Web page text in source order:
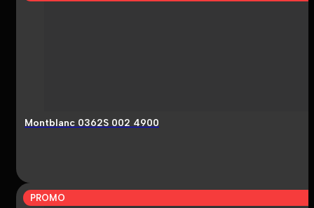
Montblanc 0362S 002 4900
PROMO